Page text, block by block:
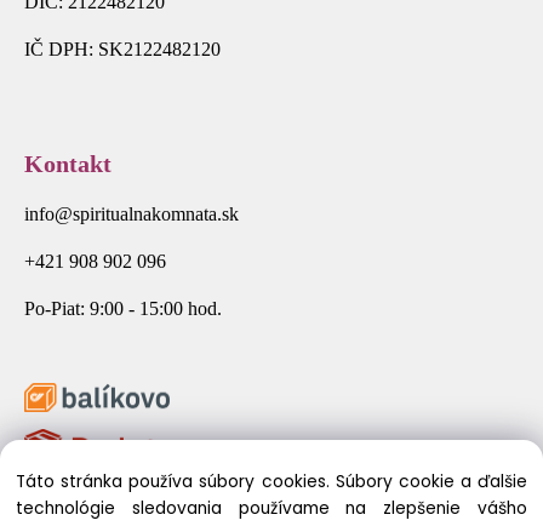
IČ DPH: SK2122482120
Kontakt
info@spiritualnakomnata.sk
+421 908 902 096
Po-Piat: 9:00 - 15:00 hod.
Táto stránka používa súbory cookies. Súbory cookie a ďalšie
technológie sledovania používame na zlepšenie vášho